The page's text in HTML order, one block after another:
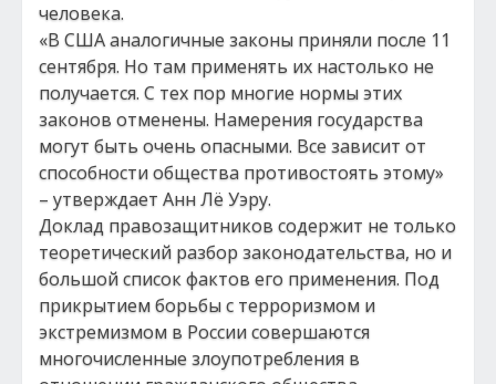
человека.
«В США аналогичные законы приняли после 11
сентября. Но там применять их настолько не
получается. С тех пор многие нормы этих
законов отменены. Намерения государства
могут быть очень опасными. Все зависит от
способности общества противостоять этому»
– утверждает Анн Лё Уэру.
Доклад правозащитников содержит не только
теоретический разбор законодательства, но и
большой список фактов его применения. Под
прикрытием борьбы с терроризмом и
экстремизмом в России совершаются
многочисленные злоупотребления в